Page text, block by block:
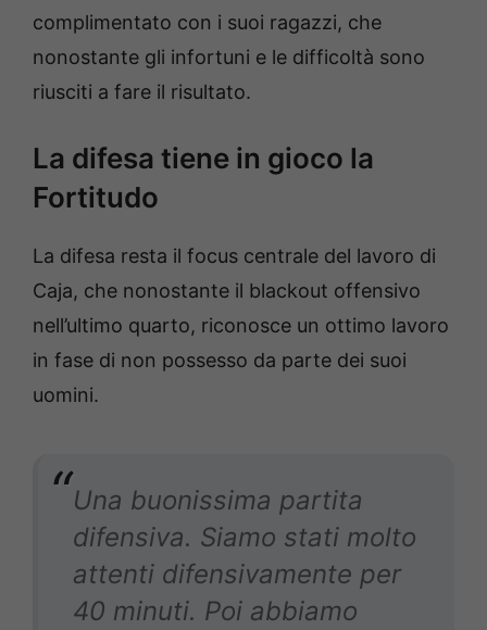
complimentato con i suoi ragazzi, che
nonostante gli infortuni e le difficoltà sono
riusciti a fare il risultato.
La difesa tiene in gioco la
Fortitudo
La difesa resta il focus centrale del lavoro di
Caja, che nonostante il blackout offensivo
nell’ultimo quarto, riconosce un ottimo lavoro
in fase di non possesso da parte dei suoi
uomini.
Una buonissima partita
difensiva. Siamo stati molto
attenti difensivamente per
40 minuti. Poi abbiamo